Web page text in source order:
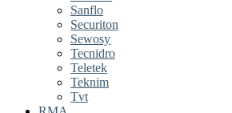
Sanflo
Securiton
Sewosy
Tecnidro
Teletek
Teknim
Tvt